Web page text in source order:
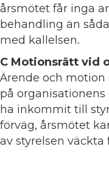
årsmötet får inga
behandling än
med kallelsen.
C Motionsrätt vid
Ärende och
på
ha inkommit till
förväg, årsmötet
av styrelsen